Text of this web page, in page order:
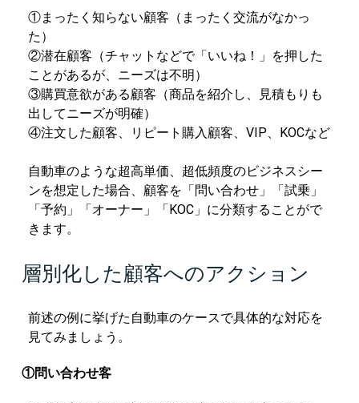
①まったく知らない顧客（まったく交流がなかっ
た）
②潜在顧客（チャットなどで「いいね！」を押した
ことがあるが、ニーズは不明）
③購買意欲がある顧客（商品を紹介し、見積もりも
出してニーズが明確）
④注文した顧客、リピート購入顧客、VIP、KOCなど
自動車のような超高単価、超低頻度のビジネスシー
ンを想定した場合、顧客を「問い合わせ」「試乗」
「予約」「オーナー」「KOC」に分類することがで
きます。
層別化した顧客へのアクション
前述の例に挙げた自動車のケースで具体的な対応を
見てみましょう。
①問い合わせ客